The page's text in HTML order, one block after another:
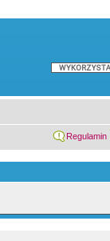
Regulamin